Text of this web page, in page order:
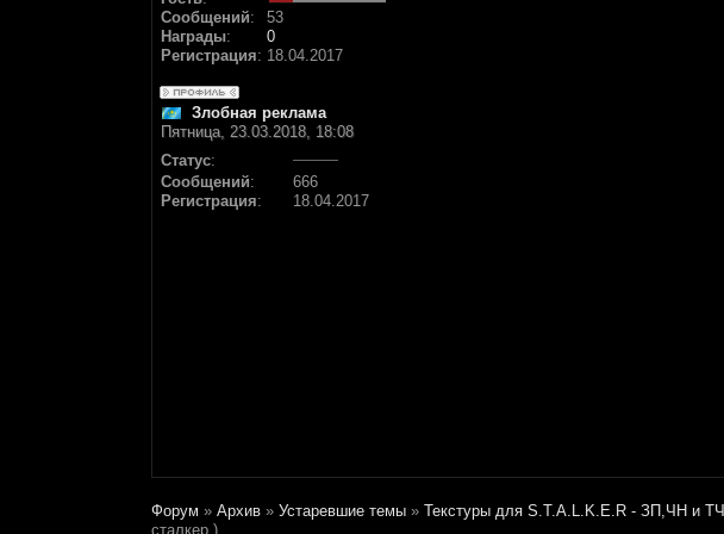
Сообщений:
53
Награды:
0
Регистрация: 18.04.2017
Злобная реклама
Пятница, 23.03.2018, 18:08
Статус:
Сообщений:
666
Регистрация: 18.04.2017
Форум » Архив » Устаревшие темы » Текстуры для S.T.A.L.K.E.R - ЗП,ЧН и ТЧ
сталкер.)